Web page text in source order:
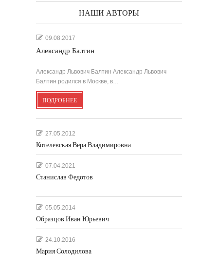
НАШИ АВТОРЫ
09.08.2017
Александр Балтин
Александр Львович Балтин Александр Львович
Балтин родился в Москве, в…
ПОДРОБНЕЕ
27.05.2012
Котелевская Вера Владимировна
07.04.2021
Станислав Федотов
05.05.2014
Образцов Иван Юрьевич
24.10.2016
Мария Солодилова